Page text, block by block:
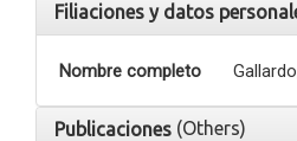
Filiaciones y datos
Nombre completo
Publicaciones (Others)